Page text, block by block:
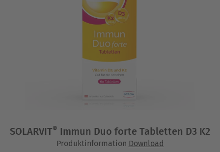
SOLARVIT® Immun Duo forte Tabletten D3 K2
Produktinformation Download